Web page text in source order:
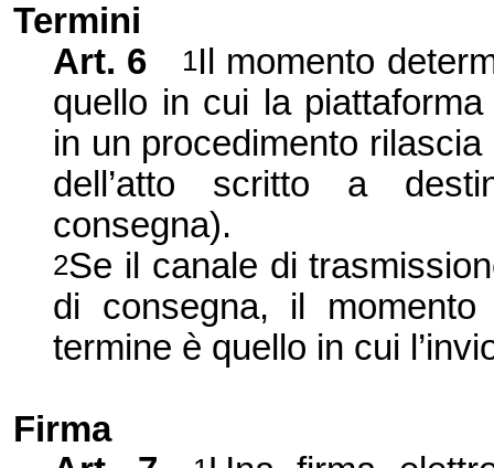
Termini
Art. 6
1Il momento
quello in cui la
in un procedimento
dell’atto scritto a
consegna).
2Se il canale di
di consegna, il
termine è quello in cui
Firma